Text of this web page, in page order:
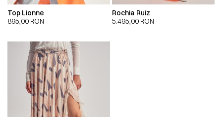
Top Lionne
895,00 RON
Rochia Ruiz
5.495,00 RON